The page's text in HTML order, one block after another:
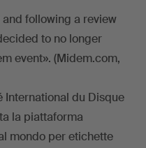
following a review
to no longer
event». (Midem.com,
International du Disque
la piattaforma
mondo per etichette